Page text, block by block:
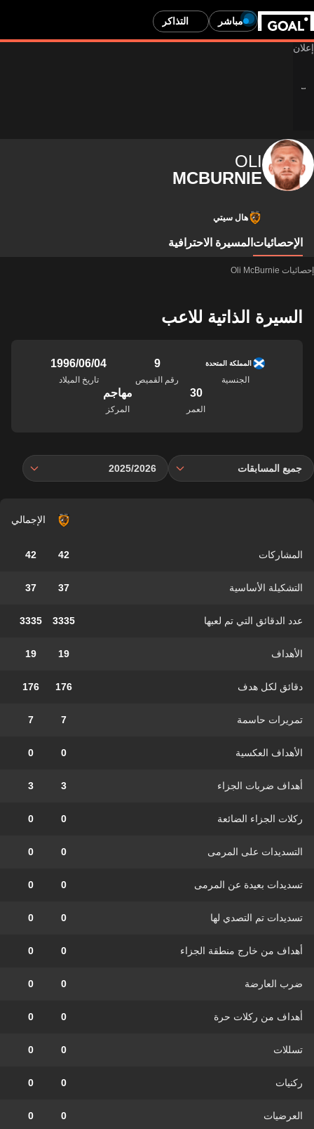
مباشر التذاكر
OLI
MCBURNIE
هال سيتي
الإحصائيات المسيرة الاحترافية
إحصائيات Oli McBurnie
السيرة الذاتية للاعب
المملكة المتحدة
الجنسية
9
رقم القميص
04‏/06‏/1996
تاريخ الميلاد
30
العمر
مهاجم
المركز
جميع المسابقات 2025/2026
الإجمالي
المشاركات 42
42
التشكيلة الأساسية 37
37
عدد الدقائق التي تم لعبها 3335
3335
الأهداف 19
19
دقائق لكل هدف 176
176
تمريرات حاسمة 7
7
الأهداف العكسية 0
0
أهداف ضربات الجزاء 3
3
ركلات الجزاء الضائعة 0
0
التسديدات على المرمى 0
0
تسديدات بعيدة عن المرمى 0
0
تسديدات تم التصدي لها 0
0
أهداف من خارج منطقة الجزاء 0
0
ضرب العارضة 0
0
أهداف من ركلات حرة 0
0
تسللات 0
0
ركنيات 0
0
العرضيات 0
0